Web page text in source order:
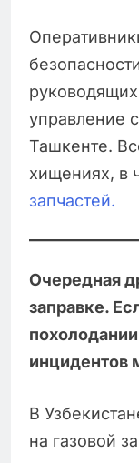
управление
Ташкенте.
хищениях, в
запчастей.
Очередная
заправке.
инцидентов
В
на газовой